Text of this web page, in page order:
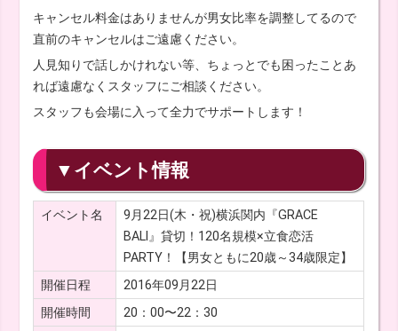
キャンセル料金はありませんが男女比率を調整してるので
直前のキャンセルはご遠慮ください。
人見知りで話しかけれない等、ちょっとでも困ったことあ
れば遠慮なくスタッフにご相談ください。
スタッフも会場に入って全力でサポートします！
▼イベント情報
イベント名
9月22日(木・祝)横浜関内『GRACE
BALI』貸切！120名規模×立食恋活
PARTY！【男女ともに20歳～34歳限定】
開催日程
2016年09月22日
開催時間
20：00〜22：30